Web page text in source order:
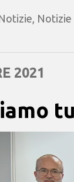
Notizie
2021